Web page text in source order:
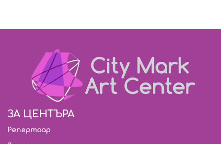
ЗА ЦЕНТЪРА
Репертоар